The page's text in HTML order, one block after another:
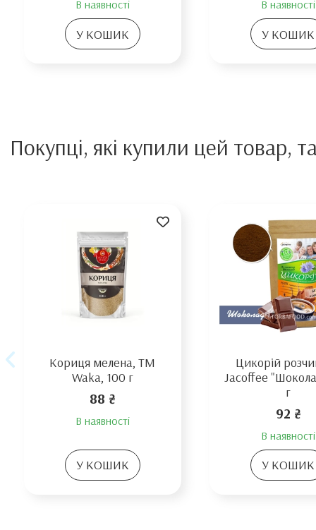
В наявності
У КОШИК
В наявності
У КОШИК
Покупці, які купили цей товар,
Кориця мелена, TM
Waka, 100 г
88 ₴
В наявності
У КОШИК
Цикорій
Jacoffee
г
92 ₴
В наявності
У КОШИК